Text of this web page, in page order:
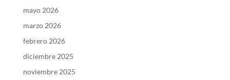
mayo 2026
marzo 2026
febrero 2026
diciembre 2025
noviembre 2025